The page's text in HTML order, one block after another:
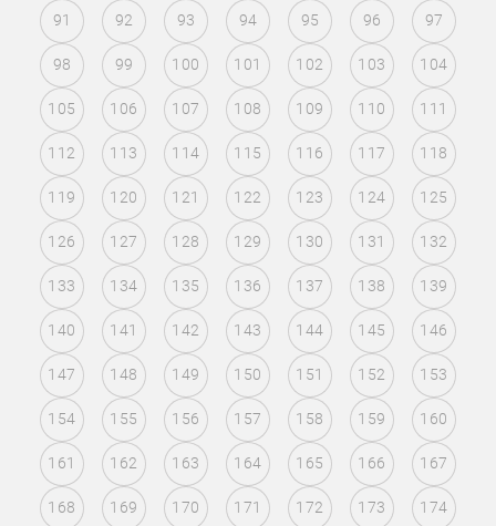
91 92 93 94 95 96 97
98 99 100 101 102 103 104
105 106 107 108 109 110 111
112 113 114 115 116 117 118
119 120 121 122 123 124 125
126 127 128 129 130 131 132
133 134 135 136 137 138 139
140 141 142 143 144 145 146
147 148 149 150 151 152 153
154 155 156 157 158 159 160
161 162 163 164 165 166 167
168 169 170 171 172 173 174